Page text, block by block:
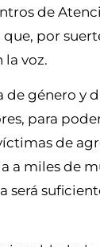
de
por
la voz.
de género y
para
de
a miles de
será